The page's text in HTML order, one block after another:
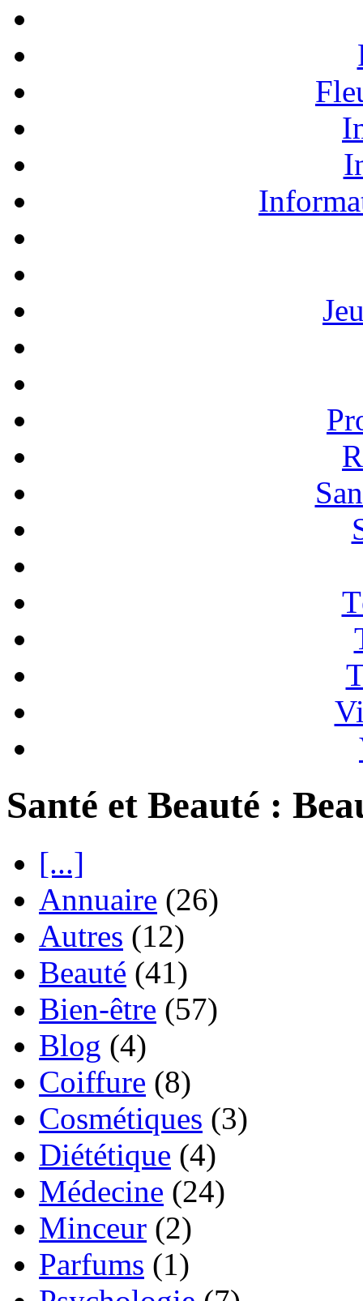
Santé et Beauté :
[...]
Annuaire (26)
Autres (12)
Beauté (41)
Bien-être (57)
Blog (4)
Coiffure (8)
Cosmétiques (3)
Diététique (4)
Médecine (24)
Minceur (2)
Parfums (1)